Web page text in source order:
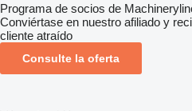
Programa de socios de
Conviértase en nuestro afiliado y
cliente atraído
Consulte la oferta